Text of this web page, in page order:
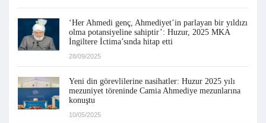
‘Her Ahmedi genç, Ahmediyet’in parlayan bir yıldızı
olma potansiyeline sahiptir’: Huzur, 2025 MKA
İngiltere İctima’sında hitap etti
28/09/2025
Yeni din görevlilerine nasihatler: Huzur 2025 yılı
mezuniyet töreninde Camia Ahmediye mezunlarına
konuştu
10/05/2025